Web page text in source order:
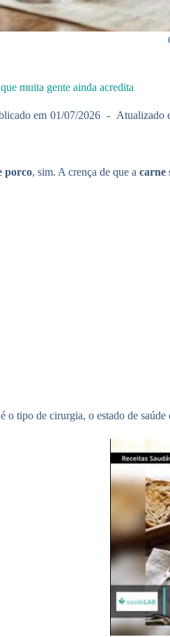
muita gente ainda acredita
em 01/07/2026 Atualizado
porco, sim. A crença de que a carne
o tipo de cirurgia, o estado de